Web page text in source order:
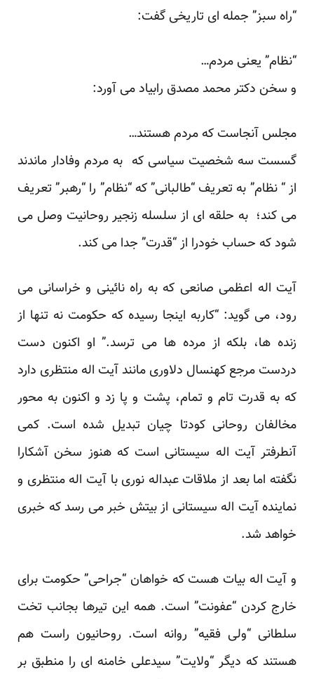
“راه سبز” جمله ای تاریخی گفت:
“نظام” یعنی مردم…
و سخن دکتر محمد مصدق رابیاد می آورد:
مجلس آنجاست که مردم هستند…
گسست سه شخصیت سیاسی که به مردم وفادار ماندند
از “ نظام” به تعریف “طالبانی” که “نظام” را “رهبر” تعریف
می کند؛ به حلقه ای از سلسله زنجیر روحانیت وصل می
شود که حساب خودرا از “قدرت” جدا می کند.
آیت اله اعظمی صانعی که به راه نائینی و خراسانی می
رود، می گوید: “کاربه اینجا رسیده که حکومت نه تنها از
زنده ها، بلکه از مرده ها می ترسد.” او اکنون دست
دردست مرجع کهنسال دلاوری مانند آیت اله منتظری دارد
که به قدرت تام و تمام، پشت و پا زد و اکنون به محور
مخالفان روحانی کودتا چیان تبدیل شده است. کمی
آنطرفتر آیت اله سیستانی است که هنوز سخن آشکارا
نگفته اما بعد از ملاقات عبداله نوری با آیت اله منتظری و
نماینده آیت اله سیستانی از بیتش خبر می رسد که خبری
خواهد شد.
و آیت اله بیات هست که خواهان “جراحی” حکومت برای
خارج کردن “عفونت” است. همه این تیرها بجانب تخت
سلطانی “ولی فقیه” روانه است. روحانیون راست هم
هستند که دیگر “ولایت” سیدعلی خامنه ای را منطبق بر